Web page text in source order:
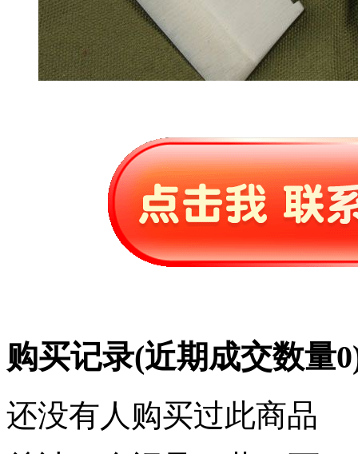
购买记录(近期成交数量0
还没有人购买过此商品